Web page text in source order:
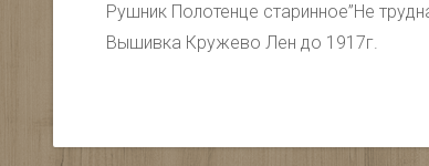
Рушник Полотенце старинное”Не
Вышивка Кружево Лен до 1917г.